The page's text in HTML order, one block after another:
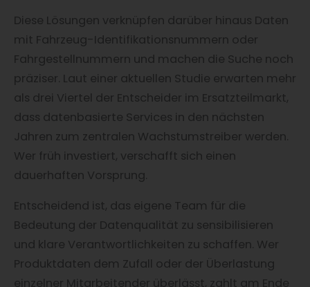
Diese Lösungen verknüpfen darüber hinaus Daten
mit Fahrzeug-Identifikationsnummern oder
Fahrgestellnummern und machen die Suche noch
präziser. Laut einer aktuellen Studie erwarten mehr
als drei Viertel der Entscheider im Ersatzteilmarkt,
dass datenbasierte Services in den nächsten
Jahren zum zentralen Wachstumstreiber werden.
Wer früh investiert, verschafft sich einen
dauerhaften Vorsprung.
Entscheidend ist, das eigene Team für die
Bedeutung der Datenqualität zu sensibilisieren
und klare Verantwortlichkeiten zu schaffen. Wer
Produktdaten dem Zufall oder der Überlastung
einzelner Mitarbeitender überlässt, zahlt am Ende